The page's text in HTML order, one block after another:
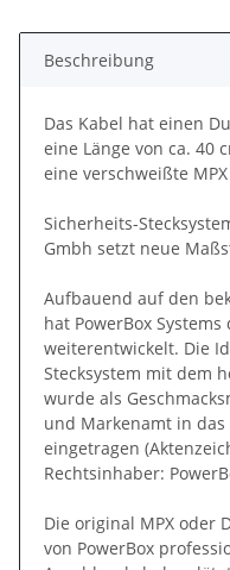
Beschreibung
Das Kabel hat einen
eine Länge von ca. 40
eine verschweißte
Sicherheits-
Gmbh setzt neue
Aufbauend auf den
hat PowerBox Systems
weiterentwickelt. Die
Stecksystem mit dem
wurde als
und Markenamt in
eingetragen
Rechtsinhaber:
Die original MPX oder
von PowerBox